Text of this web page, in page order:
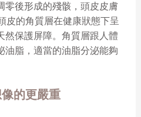
零後形成的殘骸，頭皮皮膚
皮的角質層在健康狀態下呈
然保護屏障。角質層跟人體
油脂，適當的油脂分泌能夠
的更嚴重